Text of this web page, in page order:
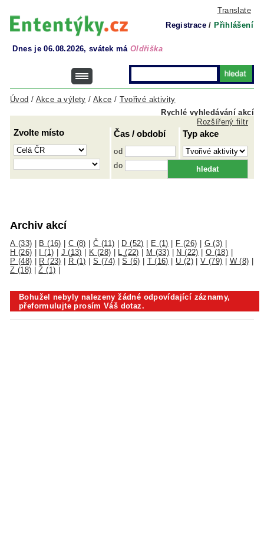
Translate
Registrace / Přihlášení
Dnes je 06.08.2026, svátek má Oldřiška
Rychlé vyhledávání akcí
Úvod / Akce a výlety / Akce / Tvořivé aktivity
Zvolte místo Čas / období
od
do
Typ akce
Rozšířený filtr
Archiv akcí
A (33) B (16) C (8) |Č (11) D (52) E (1) F (26) G (3)
H (26)
I (1) J (13) K (28) L (22) M (33) N (22) O (18)
P (48)
R (23) Ř (1) |S (74) |Š (6) T (16) U (2)|V (79) W (8)
Z (18) |Ž (1)
Bohužel nebyly nalezeny žádné odpovídající záznamy,
přeformulujte prosím Váš dotaz.